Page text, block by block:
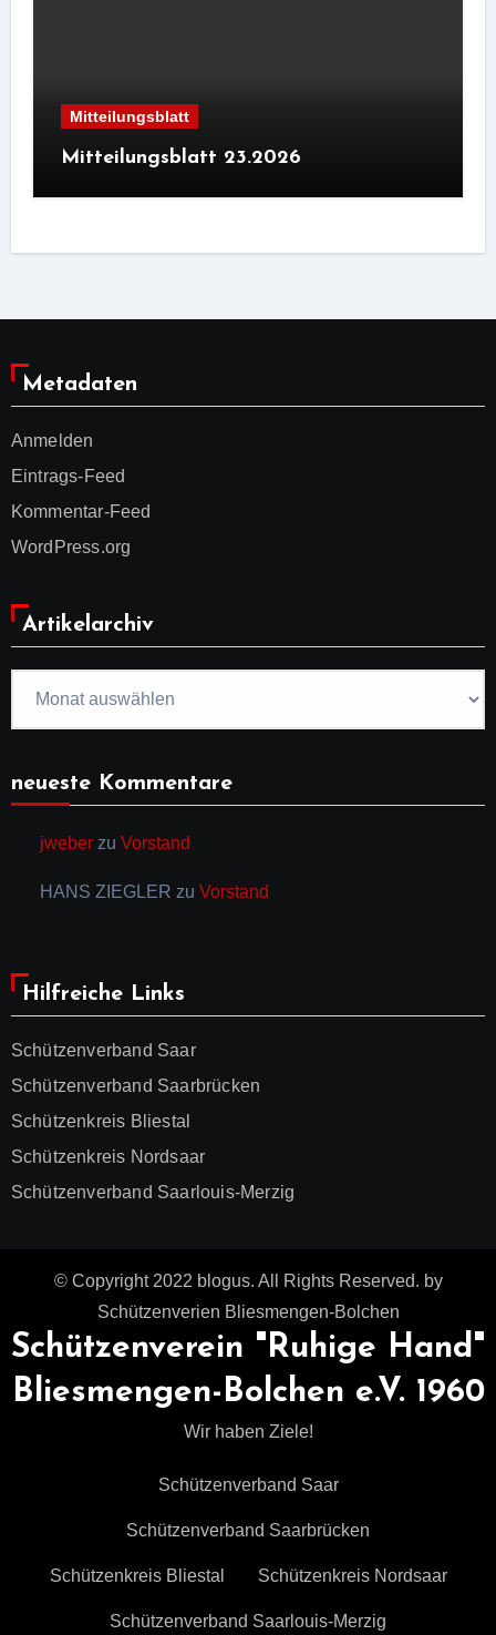
Mitteilungsblatt
Mitteilungsblatt 23.2026
Metadaten
Anmelden
Eintrags-Feed
Kommentar-Feed
WordPress.org
Artikelarchiv
neueste Kommentare
jweberzu Vorstand
HANS ZIEGLER zu Vorstand
Hilfreiche Links
Schützenverband Saar
Schützenverband Saarbrücken
Schützenkreis Bliestal
Schützenkreis Nordsaar
Schützenverband Saarlouis-Merzig
© Copyright 2022 blogus. All Rights Reserved. by
Schützenverien Bliesmengen-Bolchen
Schützenverein "Ruhige Hand"
Bliesmengen-Bolchen e.V. 1960
Wir haben Ziele!
Schützenverband Saar
Schützenverband Saarbrücken
Schützenkreis Bliestal Schützenkreis Nordsaar
Schützenverband Saarlouis-Merzig